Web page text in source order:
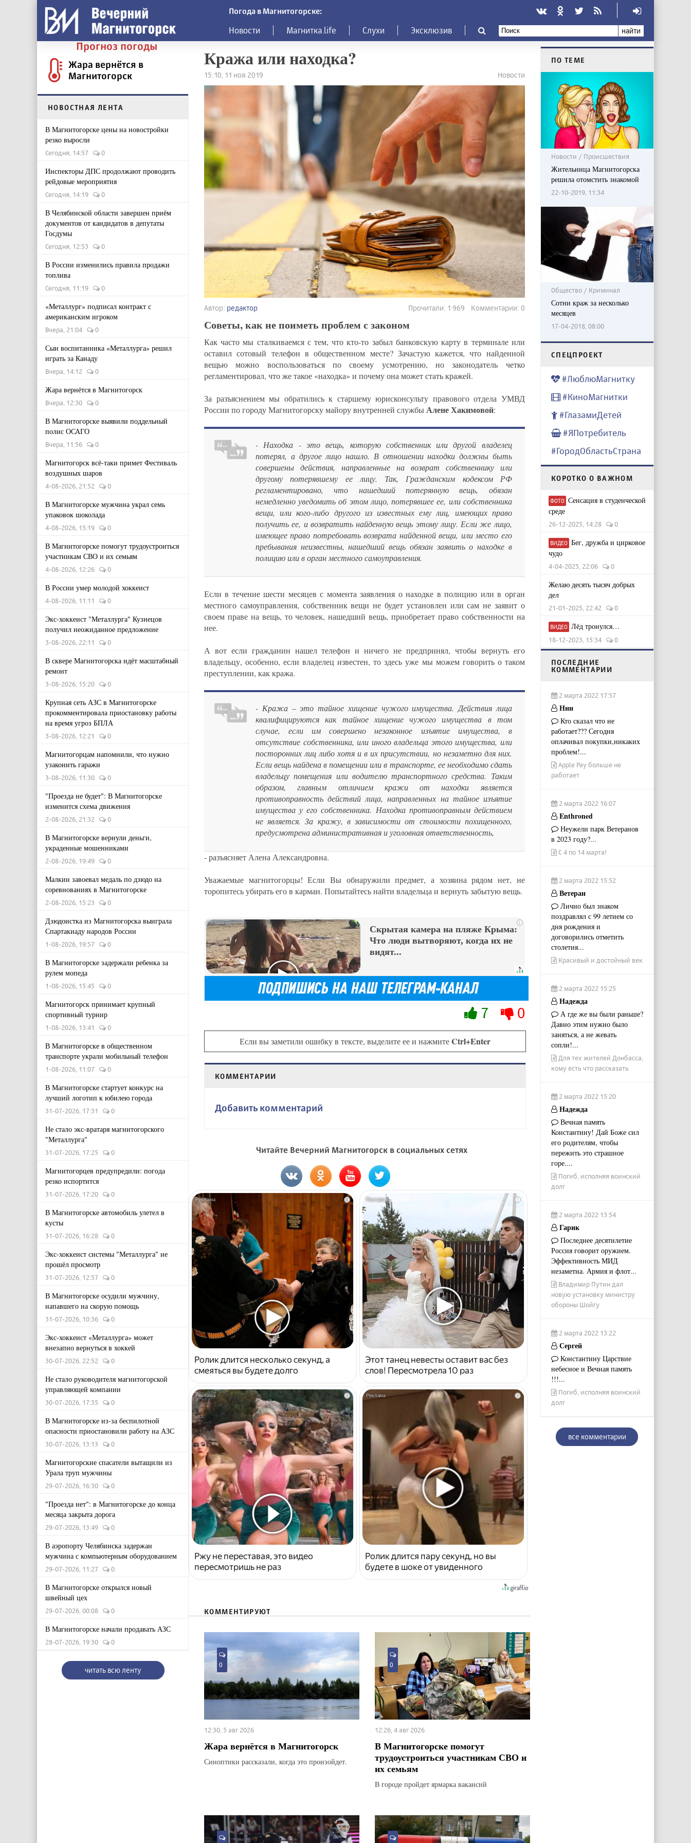
Погода в Магнитогорске:
Новости Магнитка.life Слухи Эксклюзив найти
Прогноз погоды
Жара вернётся в
Магнитогорск
НОВОСТНАЯ ЛЕНТА
В Магнитогорске цены на новостройки
резко выросли
Сегодня, 14:57 0
Инспекторы ДПС продолжают проводить
рейдовые мероприятия
Сегодня, 14:19 0
В Челябинской области завершен приём
документов от кандидатов в депутаты
Госдумы
Сегодня, 12:53 0
В России изменились правила продажи
топлива
Сегодня, 11:19 0
«Металлург» подписал контракт с
американским игроком
Вчера, 21:04 0
Сын воспитанника «Металлурга» решил
играть за Канаду
Вчера, 14:12 0
Жара вернётся в Магнитогорск
Вчера, 12:30 0
В Магнитогорске выявили поддельный
полис ОСАГО
Вчера, 11:56 0
Магнитогорск всё-таки примет Фестиваль
воздушных шаров
4-08-2026, 21:52 0
В Магнитогорске мужчина украл семь
упаковок шоколада
4-08-2026, 15:19 0
В Магнитогорске помогут трудоустроиться
участникам СВО и их семьям
4-08-2026, 12:26 0
В России умер молодой хоккеист
4-08-2026, 11:11 0
Экс-хоккеист "Металлурга" Кузнецов
получил неожиданное предложение
3-08-2026, 22:11 0
В сквере Магнитогорска идёт масштабный
ремонт
3-08-2026, 15:20 0
Крупная сеть АЗС в Магнитогорске
прокомментировала приостановку работы
на время угроз БПЛА
3-08-2026, 12:21 0
Магнитогорцам напомнили, что нужно
узаконить гаражи
3-08-2026, 11:30 0
"Проезда не будет": В Магнитогорске
изменится схема движения
2-08-2026, 21:32 0
В Магнитогорске вернули деньги,
украденные мошенниками
2-08-2026, 19:49 0
Малкин завоевал медаль по дзюдо на
соревнованиях в Магнитогорске
2-08-2026, 15:23 0
Дзюдоистка из Магнитогорска выиграла
Спартакиаду народов России
1-08-2026, 19:57 0
В Магнитогорске задержали ребенка за
рулем мопеда
1-08-2026, 15:45 0
Магнитогорск принимает крупный
спортивный турнир
1-08-2026, 13:41 0
В Магнитогорске в общественном
транспорте украли мобильный телефон
1-08-2026, 11:07 0
В Магнитогорске стартует конкурс на
лучший логотип к юбилею города
31-07-2026, 17:31 0
Не стало экс-вратаря магнитогорского
"Металлурга"
31-07-2026, 17:25 0
Магнитогорцев предупредили: погода
резко испортится
31-07-2026, 17:20 0
В Магнитогорске автомобиль улетел в
кусты
31-07-2026, 16:28 0
Экс-хоккеист системы "Металлурга" не
прошёл просмотр
31-07-2026, 12:57 0
В Магнитогорске осудили мужчину,
напавшего на скорую помощь
31-07-2026, 10:36 0
Экс-хоккеист «Металлурга» может
внезапно вернуться в хоккей
30-07-2026, 22:52 0
Не стало руководителя магнитогорской
управляющей компании
30-07-2026, 17:35 0
В Магнитогорске из-за беспилотной
опасности приостановили работу на АЗС
30-07-2026, 13:13 0
Магнитогорские спасатели вытащили из
Урала труп мужчины
29-07-2026, 16:30 0
"Проезда нет": в Магнитогорске до конца
месяца закрыта дорога
29-07-2026, 13:49 0
В аэропорту Челябинска задержан
мужчина с компьютерным оборудованием
29-07-2026, 11:27 0
В Магнитогорске открылся новый
швейный цех
29-07-2026, 00:08 0
В Магнитогорске начали продавать АЗС
28-07-2026, 19:30 0
читать всю ленту
Кража или находка?
15:10, 11 ноя 2019 Новости
Автор: редактор Прочитали: 1 969 Комментарии: 0
Советы, как не поиметь проблем с законом
Как часто мы сталкиваемся с тем, что кто-то забыл банковскую карту в терминале или
оставил сотовый телефон в общественном месте? Зачастую кажется, что найденной
вещью можно воспользоваться по своему усмотрению, но законодатель четко
регламентировал, что же такое «находка» и почему она может стать кражей.
За разъяснением мы обратились к старшему юрисконсульту правового отдела УМВД
России по городу Магнитогорску майору внутренней службыАлене Хакимовой:
- Находка - это вещь, которую собственник или другой владелец
потерял, а другое лицо нашло. В отношении находки должны быть
совершены действия, направленные на возврат собственнику или
другому потерявшему ее лицу. Так, Гражданским кодексом РФ
регламентировано, что нашедший потерянную вещь, обязан
немедленно уведомить об этом лицо, потерявшее ее, или собственника
вещи, или кого-либо другого из известных ему лиц, имеющих право
получить ее, и возвратить найденную вещь этому лицу. Если же лицо,
имеющее право потребовать возврата найденной вещи, или место его
пребывания неизвестны, нашедший вещь обязан заявить о находке в
полицию или в орган местного самоуправления.
Если в течение шести месяцев с момента заявления о находке в полицию или в орган
местного самоуправления, собственник вещи не будет установлен или сам не заявит о
своем праве на вещь, то человек, нашедший вещь, приобретает право собственности на
нее.
А вот если гражданин нашел телефон и ничего не предпринял, чтобы вернуть его
владельцу, особенно, если владелец известен, то здесь уже мы можем говорить о таком
преступлении, как кража.
- Кража – это тайное хищение чужого имущества. Действия лица
квалифицируются как тайное хищение чужого имущества в том
случае, если им совершено незаконное изъятие имущества, в
отсутствие собственника, или иного владельца этого имущества, или
посторонних лиц либо хотя и в их присутствии, но незаметно для них.
Если вещь найдена в помещении или в транспорте, ее необходимо сдать
владельцу помещения или водителю транспортного средства. Таким
образом, главным отличием кражи от находки является
противоправность действий лица, направленных на тайное изъятие
имущества у его собственника. Находка противоправным действием
не является. За кражу, в зависимости от стоимости похищенного,
предусмотрена административная и уголовная ответственность,
- разъясняет Алена Александровна.
Уважаемые магнитогорцы! Если Вы обнаружили предмет, а хозяина рядом нет, не
торопитесь убирать его в карман. Попытайтесь найти владельца и вернуть забытую вещь.
i
Скрытая камера на пляже Крыма:
Что люди вытворяют, когда их не
видят...
7 0
Если вы заметили ошибку в тексте, выделите ее и нажмитеCtrl+Enter
КОММЕНТАРИИ
Добавить комментарий
Читайте Вечерний Магнитогорск в социальных сетях
i
Ролик длится несколько секунд, а
смеяться вы будете долго
i
Этот танец невесты оставит вас без
слов! Пересмотрела 10 раз
i
Ржу не переставая, это видео
пересмотришь не раз
i
Ролик длится пару секунд, но вы
будете в шоке от увиденного
КОММЕНТИРУЮТ
0
12:30, 5 авг 2026
Жара вернётся в Магнитогорск
Синоптики рассказали, когда это произойдет.
0
12:26, 4 авг 2026
В Магнитогорске помогут
трудоустроиться участникам СВО и
их семьям
В городе пройдет ярмарка вакансий
ПО ТЕМЕ
Новости / Происшествия
Жительница Магнитогорска
решила отомстить знакомой
22-10-2019, 11:34
Общество / Криминал
Сотни краж за несколько
месяцев
17-04-2018, 08:00
CПЕЦПРОЕКТ
#ЛюблюМагнитку
#КиноМагнитки
#ГлазамиДетей
#ЯПотребитель
#ГородОбластьСтрана
КОРОТКО О ВАЖНОМ
ФОТО Сенсация в студенческой
среде
26-12-2025, 14:28 0
ВИДЕО Бег, дружба и цирковое
чудо
4-04-2025, 22:06 0
Желаю десять тысяч добрых
дел
21-01-2025, 22:42 0
ВИДЕО Лёд тронулся…
18-12-2023, 15:34 0
ПОСЛЕДНИЕ
КОММЕНТАРИИ
2 марта 2022 17:57
Ннн
Кто сказал что не
работает??? Сегодня
оплачивал покупки,никаких
проблем!...
Apple Pay больше не
работает
2 марта 2022 16:07
Enthroned
Неужели парк Ветеранов
в 2023 году?...
С 4 по 14 марта!
2 марта 2022 15:52
Ветеран
Лично был знаком
поздравлял с 99 летием со
дня рождения и
договорились отметить
столетия...
Красивый и достойный век
2 марта 2022 15:25
Надежда
А где же вы были раньше?
Давно этим нужно было
заняться, а не жевать
сопли!...
Для тех жителей Донбасса,
кому есть что рассказать
2 марта 2022 15:20
Надежда
Вечная память
Константину! Дай Боже сил
его родителям, чтобы
пережить это страшное
горе....
Погиб, исполняя воинский
долг
2 марта 2022 13:54
Гарик
Последнее десятилетие
Россия говорит оружием.
Эффективность МИД
незаметна. Армия и флот...
Владимир Путин дал
новую установку министру
обороны Шойгу
2 марта 2022 13:22
Сергей
Константину Царствие
небесное и Вечная память
!!!...
Погиб, исполняя воинский
долг
все комментарии